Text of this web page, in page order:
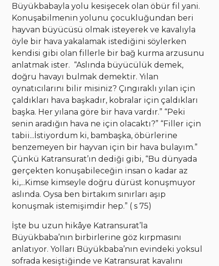
Büyükbabayla yolu kesişecek olan öbür fil yani.
Konuşabilmenin yolunu çocukluğundan beri
hayvan büyücüsü olmak isteyerek ve kavalıyla
öyle bir hava yakalamak istediğini söylerken
kendisi gibi olan fillerle bir bağ kurma arzusunu
anlatmak ister. “Aslında büyücülük demek,
doğru havayı bulmak demektir. Yılan
oynatıcılarını bilir misiniz? Çıngıraklı yılan için
çaldıkları hava başkadır, kobralar için çaldıkları
başka. Her yılana göre bir hava vardır.” “Peki
senin aradığın hava ne için olacaktı?” “Filler için
tabii...İstiyordum ki, bambaşka, öbürlerine
benzemeyen bir hayvan için bir hava bulayım.”
Çünkü Katransurat’ın dediği gibi, “Bu dünyada
gerçekten konuşabileceğin insan o kadar az
ki,...Kimse kimseyle doğru dürüst konuşmuyor
aslında. Oysa ben birtakım sınırları aşıp
konuşmak istemişimdir hep.” ( s 75)
İşte bu uzun hikâye Katransurat’la
Büyükbaba’nın birbirlerine göz kırpmasını
anlatıyor. Yolları Büyükbaba’nın evindeki yoksul
sofrada kesiştiğinde ve Katransurat kavalını